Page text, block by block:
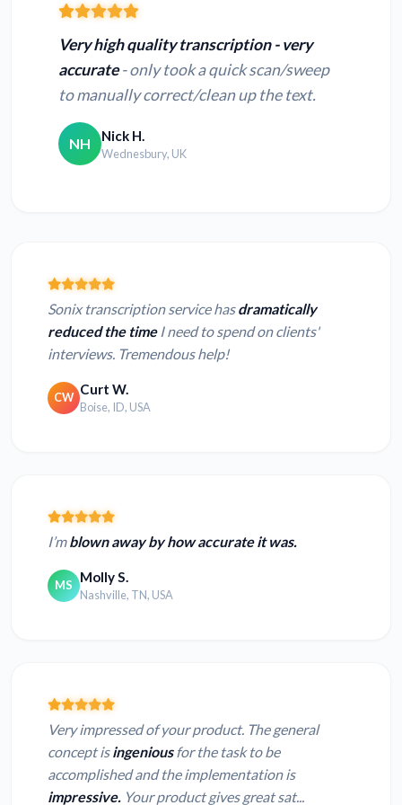
Very high quality transcription - very
accurate- only took a quick scan/sweep
to manually correct/clean up the text.
NH Nick H.
Wednesbury, UK
Sonix transcription service hasdramatically
reduced the timeI need to spend on clients'
interviews. Tremendous help!
CW Curt W.
Boise, ID, USA
I’mblown away by how accurate it was.
MS Molly S.
Nashville, TN, USA
Very impressed of your product. The general
concept isingeniousfor the task to be
accomplished and the implementation is
impressive. Your product gives great sat...